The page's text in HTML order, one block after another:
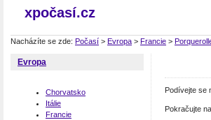
xpočasí.cz
Nacházíte se zde: Počasí > Evropa > Francie >
Evropa
Chorvatsko
Itálie
Francie
Podívejte se
Pokračujte